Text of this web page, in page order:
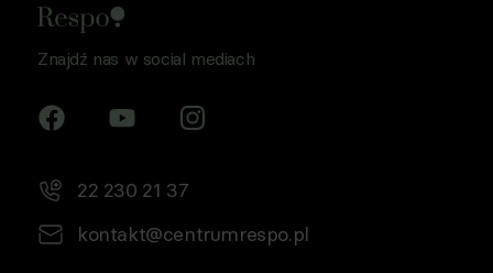
Znajdź nas w social mediach
22 230 21 37
kontakt@centrumrespo.pl